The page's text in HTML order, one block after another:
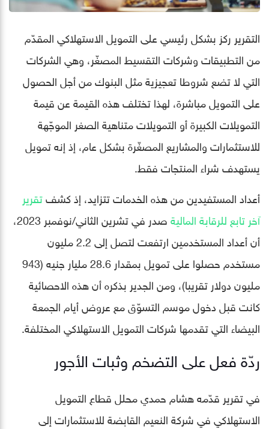
التقرير ركز بشكل رئيسي على التمويل الاستهلاكي المقدّم
من التطبيقات وشركات التقسيط المصغّر، وهي الشركات
التي لا تضع شروطا تعجيزية مثل البنوك من أجل الحصول
على التمويل مباشرة، لهذا تختلف هذه القيمة عن قيمة
التمويلات الكبيرة أو التمويلات متناهية الصغر الموجّهة
للاستثمارات والمشاريع المصغّرة بشكل عام، إذ إنه تمويل
يستهدف شراء المنتجات فقط.
أعداد المستفيدين من هذه الخدمات تتزايد، إذ كشفتقرير
آخر تابع للرقابة المالية
صدر في تشرين الثاني/نوفمبر 2023،
أن أعداد المستخدمين ارتفعت لتصل إلى 2.2 مليون
مستخدم حصلوا على تمويل بمقدار 28.6 مليار جنيه (943
مليون دولار تقريبا)، ومن الجدير بذكره أن هذه الاحصائية
كانت قبل دخول موسم التسوّق مع عروض أيام الجمعة
البيضاء التي تقدمها شركات التمويل الاستهلاكي المختلفة.
ردّة فعل على التضخم وثبات الأجور
في تقرير قدّمه هشام حمدي محلل قطاع التمويل
الاستهلاكي في شركة النعيم القابضة للاستثمارات إلى